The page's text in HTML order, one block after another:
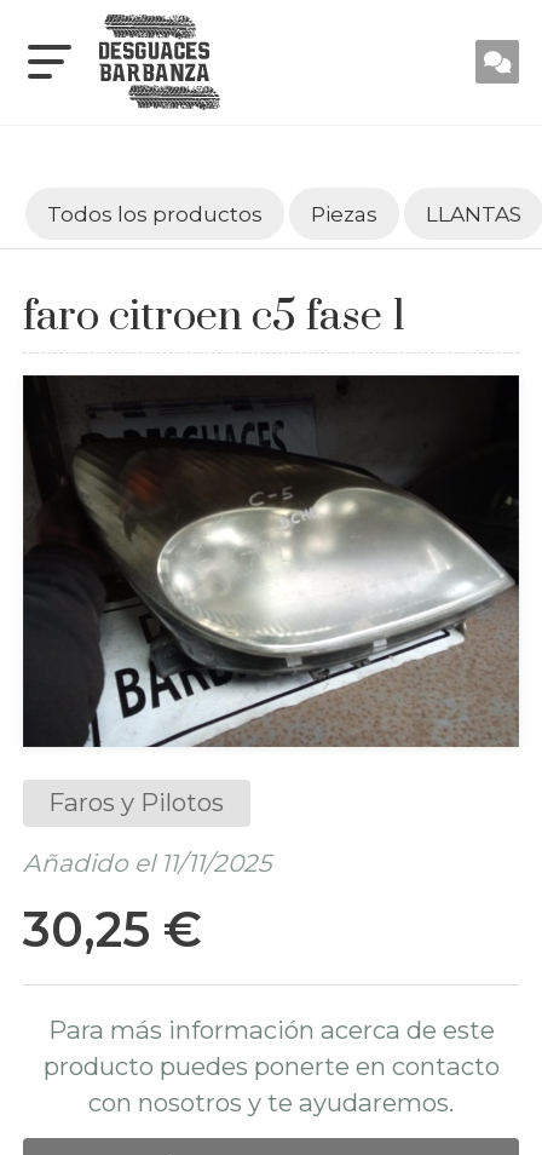
Todos los productos Piezas LLANTAS
faro citroen c5 fase 1
Faros y Pilotos
Añadido el 11/11/2025
30,25 €
Para más información acerca de este
producto puedes ponerte en contacto
con nosotros y te ayudaremos.